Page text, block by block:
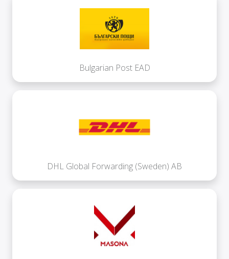
Bulgarian Post EAD
DHL Global Forwarding (Sweden) AB